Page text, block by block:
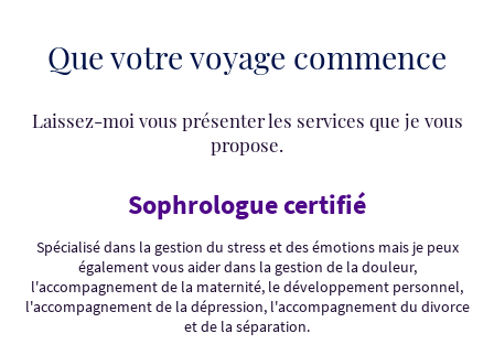
Que votre voyage commence
Laissez-moi vous présenter les services que je vous
propose.
Sophrologue certifié
Spécialisé dans la gestion du stress et des émotions mais je peux
également vous aider dans la gestion de la douleur,
l'accompagnement de la maternité, le développement personnel,
l'accompagnement de la dépression, l'accompagnement du divorce
et de la séparation.